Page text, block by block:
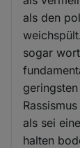
als den
sogar
als sei
halten